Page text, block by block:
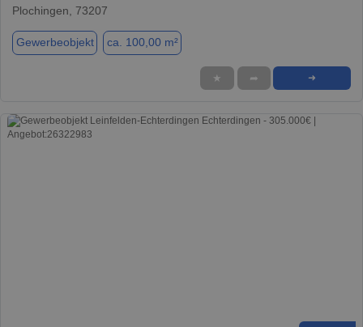
Plochingen, 73207
Gewerbeobjekt ca. 100,00 m²
★ ➦ ➜